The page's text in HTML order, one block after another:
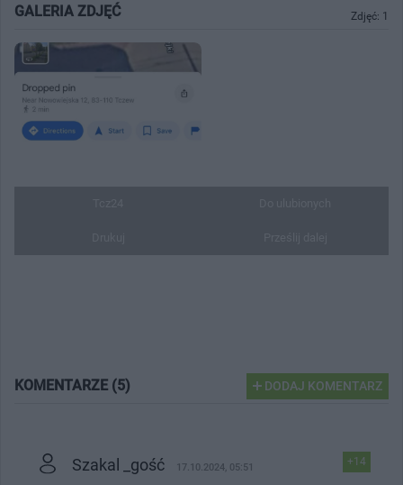
Zdjęć: 1
GALERIA ZDJĘĆ
KOMENTARZE (5) DODAJ KOMENTARZ
+14
Szakal _gość 17.10.2024, 05:51